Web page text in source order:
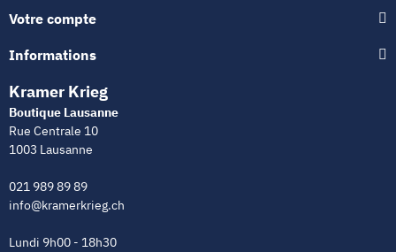
Votre compte
Informations
Kramer Krieg
Boutique Lausanne
Rue Centrale 10
1003 Lausanne
021 989 89 89
info@kramerkrieg.ch
Lundi 9h00 - 18h30